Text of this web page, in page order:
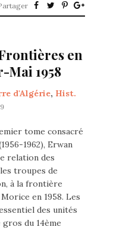
en
Mai 1958
d'Algérie, Hist.
tome consacré
1962), Erwan
relation des
troupes de
à la frontière
en 1958. Les
des unités
du 14ème